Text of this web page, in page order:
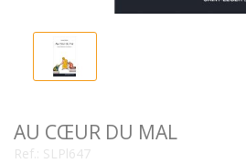
AU CŒUR DU MAL
Ref.: SLPl647